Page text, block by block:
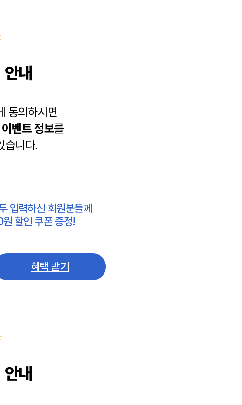
내
동의하시면
이벤트 정보를
습니다.
입력하신 회원분들께
할인 쿠폰 증정!
혜택 받기
내